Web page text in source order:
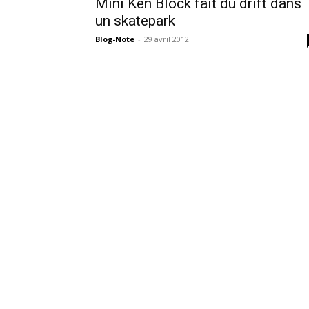
un skatepark
Blog-Note - 29 avril 2012